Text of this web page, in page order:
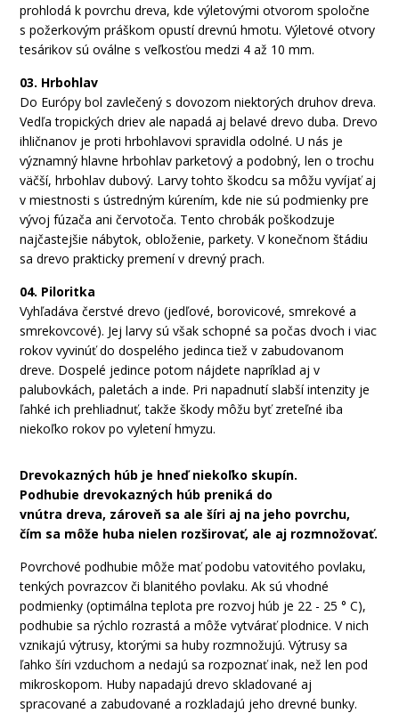
prohlodá k povrchu dreva, kde výletovými otvorom spoločne
s požerkovým práškom opustí drevnú hmotu. Výletové otvory
tesárikov sú oválne s veľkosťou medzi 4 až 10 mm.
03. Hrbohlav
Do Európy bol zavlečený s dovozom niektorých druhov dreva.
Vedľa tropických driev ale napadá aj belavé drevo duba. Drevo
ihličnanov je proti hrbohlavovi spravidla odolné. U nás je
významný hlavne hrbohlav parketový a podobný, len o trochu
väčší, hrbohlav dubový. Larvy tohto škodcu sa môžu vyvíjať aj
v miestnosti s ústredným kúrením, kde nie sú podmienky pre
vývoj fúzača ani červotoča. Tento chrobák poškodzuje
najčastejšie nábytok, obloženie, parkety. V konečnom štádiu
sa drevo prakticky premení v drevný prach.
04. Piloritka
Vyhľadáva čerstvé drevo (jedľové, borovicové, smrekové a
smrekovcové). Jej larvy sú však schopné sa počas dvoch i viac
rokov vyvinúť do dospelého jedinca tiež v zabudovanom
dreve. Dospelé jedince potom nájdete napríklad aj v
palubovkách, paletách a inde. Pri napadnutí slabší intenzity je
ľahké ich prehliadnuť, takže škody môžu byť zreteľné iba
niekoľko rokov po vyletení hmyzu.
Drevokazných húb je hneď niekoľko skupín.
Podhubie drevokazných húb preniká do
vnútra dreva, zároveň sa alešíri aj na jeho povrchu,
čím sa môže huba nielen rozširovať, ale aj rozmnožovať.
Povrchové podhubie môže mať podobu vatovitého povlaku,
tenkých povrazcov či blanitého povlaku. Ak sú vhodné
podmienky (optimálna teplota pre rozvoj húb je 22 - 25 ° C),
podhubie sa rýchlo rozrastá a môže vytvárať plodnice. V nich
vznikajú výtrusy, ktorými sa huby rozmnožujú. Výtrusy sa
ľahko šíri vzduchom a nedajú sa rozpoznať inak, než len pod
mikroskopom. Huby napadajú drevo skladované aj
spracované a zabudované a rozkladajú jeho drevné bunky.